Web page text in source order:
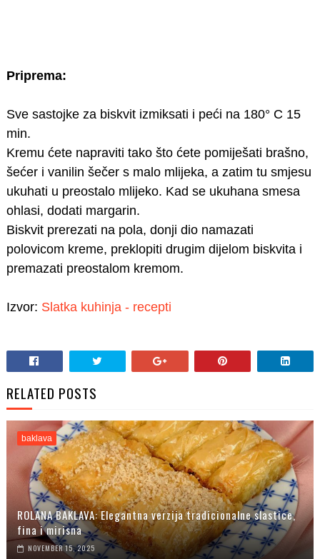
Priprema:
Sve sastojke za biskvit izmiksati i peći na 180° C 15
min.
Kremu ćete napraviti tako što ćete pomiješati brašno,
šećer i vanilin šečer s malo mlijeka, a zatim tu smjesu
ukuhati u preostalo mlijeko. Kad se ukuhana smesa
ohlasi, dodati margarin.
Biskvit prerezati na pola, donji dio namazati
polovicom kreme, preklopiti drugim dijelom biskvita i
premazati preostalom kremom.
Izvor: Slatka kuhinja - recepti
RELATED POSTS
baklava
ROLANA BAKLAVA: Elegantna verzija tradicionalne slastice,
fina i mirisna
NOVEMBER 15, 2025